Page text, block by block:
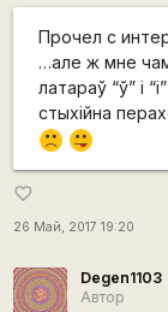
Прочел с
…але ж мне
латараў “ў” і
стыхійна
:(
:P
favorite_border
26 Май, 2017 19:20
Degen1103
Автор